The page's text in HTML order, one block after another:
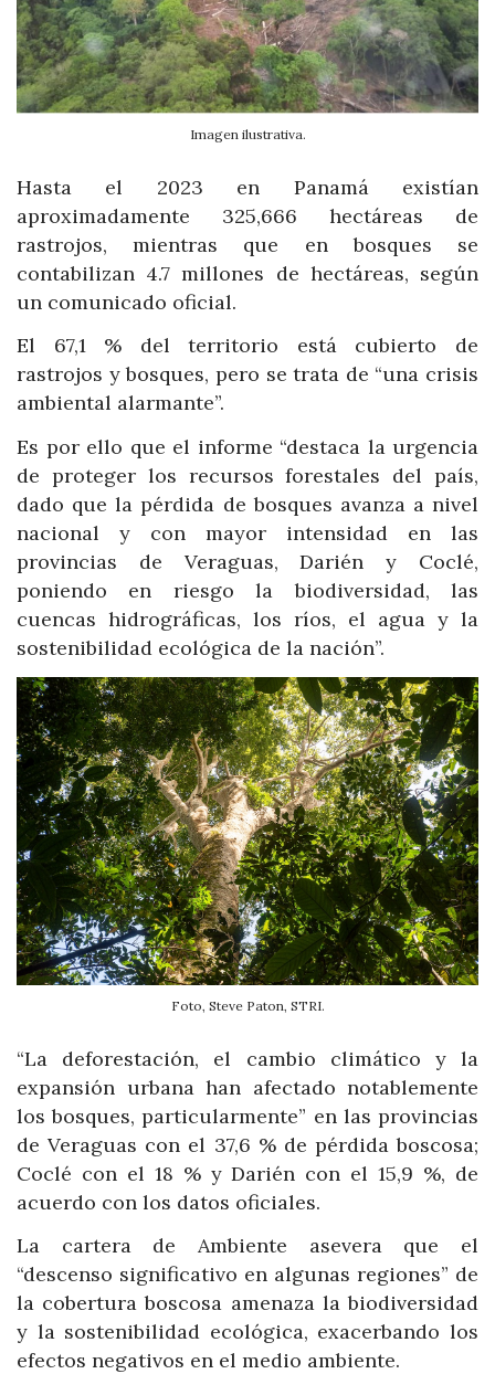
Imagen ilustrativa.
Hasta el 2023 en Panamá existían
aproximadamente 325,666 hectáreas de
rastrojos, mientras que en bosques se
contabilizan 4.7 millones de hectáreas, según
un comunicado oficial.
El 67,1 % del territorio está cubierto de
rastrojos y bosques, pero se trata de “una crisis
ambiental alarmante”.
Es por ello que el informe “destaca la urgencia
de proteger los recursos forestales del país,
dado que la pérdida de bosques avanza a nivel
nacional y con mayor intensidad en las
provincias de Veraguas, Darién y Coclé,
poniendo en riesgo la biodiversidad, las
cuencas hidrográficas, los ríos, el agua y la
sostenibilidad ecológica de la nación”.
Foto, Steve Paton, STRI.
“La deforestación, el cambio climático y la
expansión urbana han afectado notablemente
los bosques, particularmente” en las provincias
de Veraguas con el 37,6 % de pérdida boscosa;
Coclé con el 18 % y Darién con el 15,9 %, de
acuerdo con los datos oficiales.
La cartera de Ambiente asevera que el
“descenso significativo en algunas regiones” de
la cobertura boscosa amenaza la biodiversidad
y la sostenibilidad ecológica, exacerbando los
efectos negativos en el medio ambiente.